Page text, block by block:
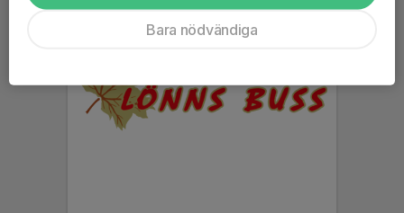
Bara nödvändiga